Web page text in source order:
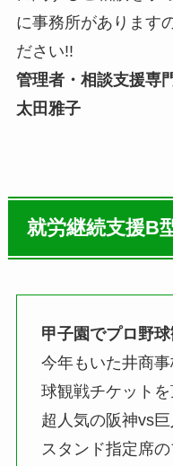
に事務所があります
ださい!!
管理者・相談支援専
太田雅子
就労継続支援B
甲子園でプロ野
今年もいた井商
球観戦チケットを
超人気の阪神vs
スタンド指定席